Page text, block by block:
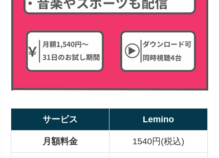
サービス Lemino
月額料金 1540円(税込)